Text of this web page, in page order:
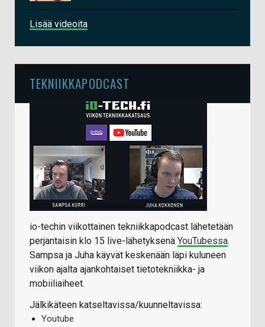
Lisää videoita
TEKNIIKKAPODCAST
io-techin viikottainen tekniikkapodcast lähetetään
perjantaisin klo 15 live-lähetyksenä YouTubessa.
Sampsa ja Juha käyvät keskenään läpi kuluneen
viikon ajalta ajankohtaiset tietotekniikka- ja
mobiiliaiheet.
Jälkikäteen katseltavissa/kuunneltavissa:
Youtube